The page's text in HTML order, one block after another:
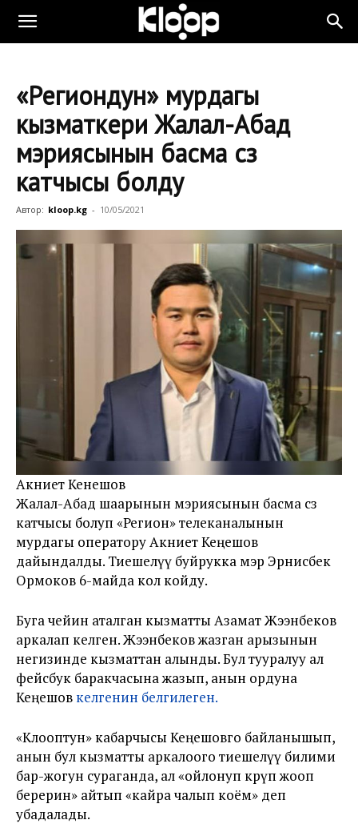
«Региондун» мурдагы
кызматкери Жалал-Абад
мэриясынын басма сөз
катчысы болду
Автор: kloop.kg - 10/05/2021
Акниет Кенешов
Жалал-Абад шаарынын мэриясынын басма сөз
катчысы болуп «Регион» телеканалынын
мурдагы оператору Акниет Кеңешов
дайындалды. Тиешелүү буйрукка мэр Эрнисбек
Ормоков 6-майда кол койду.
Буга чейин аталган кызматты Азамат Жээнбеков
аркалап келген. Жээнбеков жазган арызынын
негизинде кызматтан алынды. Бул тууралуу ал
фейсбук баракчасына жазып, анын ордуна
Кеңешов келгенин белгилеген.
«Клооптун» кабарчысы Кеңешовго байланышып,
анын бул кызматты аркалоого тиешелүү билими
бар-жогун сураганда, ал «ойлонуп көрүп жооп
берерин» айтып «кайра чалып коём» деп
убадалады.